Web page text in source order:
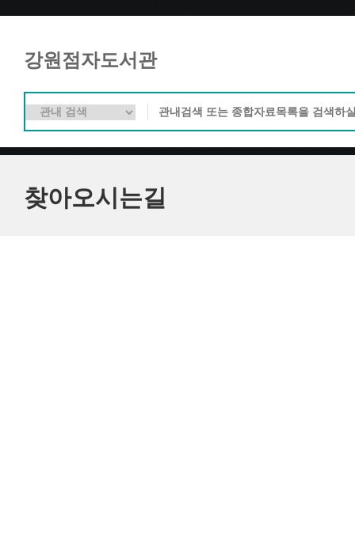
강원점자도서관
찾아오시는길